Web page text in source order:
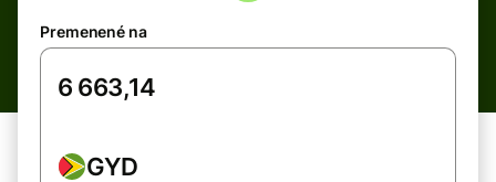
Premenené na
GYD